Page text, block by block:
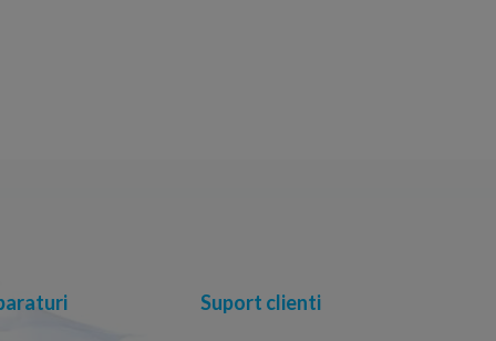
Suport clienti